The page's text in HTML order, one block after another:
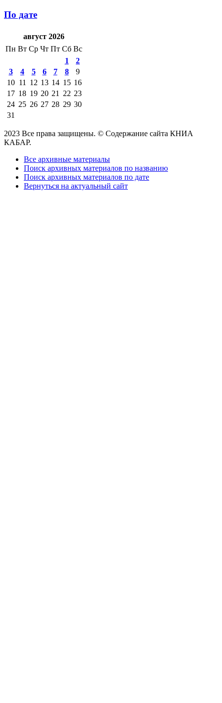
По дате
август 2026
Пн Вт Ср Чт Пт Сб Вс
1
2
3
4 5 6 7 8
9
10 11 12 13 14 15 16
17 18 19 20 21 22 23
24 25 26 27 28 29 30
31
2023 Все права защищены. © Содержание сайта КНИА
КАБАР.
Все архивные материалы
Поиск архивных материалов по названию
Поиск архивных материалов по дате
Вернуться на актуальный сайт